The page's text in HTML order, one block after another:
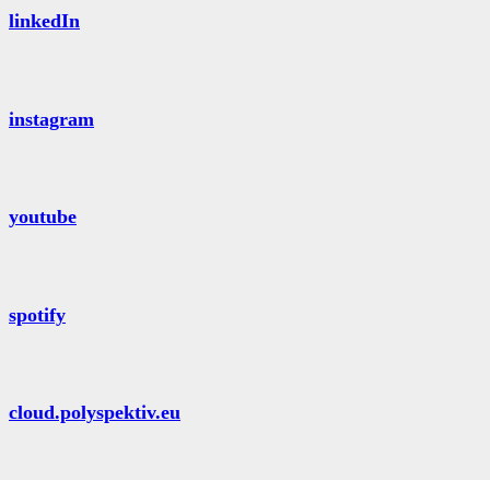
linkedIn
instagram
youtube
spotify
cloud.polyspektiv.eu